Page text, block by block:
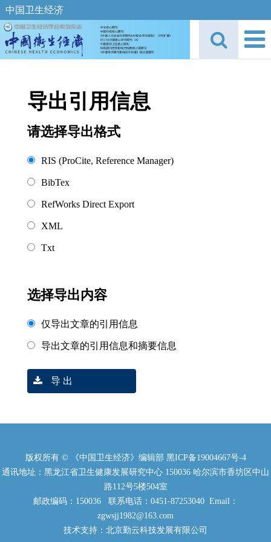
中国卫生经济
导出引用信息
请选择导出格式
RIS (ProCite, Reference Manager)
BibTex
RefWorks Direct Export
XML
Txt
选择导出内容
仅导出文章的引用信息
导出文章的引用信息和摘要信息
导 出
版权所有 © 《中国卫生经济》编辑部 黑ICP备19004667号-4
通讯地址：黑龙江省卫生健康发展研究中心 150036 哈尔滨市香坊区中山
路112号5楼504室
邮政编码：150036 联系电话：0451-87253040 Email：
zgwsjj1982@163.com
技术支持：北京勤云科技发展有限公司